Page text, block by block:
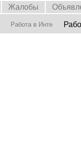
Жалобы
Работа в Инте